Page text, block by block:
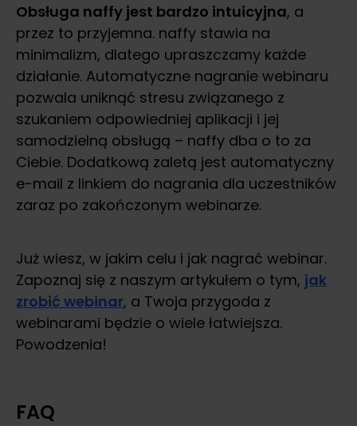
Obsługa naffy jest bardzo intuicyjna, a
przez to przyjemna. naffy stawia na
minimalizm, dlatego upraszczamy każde
działanie. Automatyczne nagranie webinaru
pozwala uniknąć stresu związanego z
szukaniem odpowiedniej aplikacji i jej
samodzielną obsługą – naffy dba o to za
Ciebie. Dodatkową zaletą jest automatyczny
e-mail z linkiem do nagrania dla uczestników
zaraz po zakończonym webinarze.
Już wiesz, w jakim celu i jak nagrać webinar.
Zapoznaj się z naszym artykułem o tym, jak
zrobić webinar, a Twoja przygoda z
webinarami będzie o wiele łatwiejsza.
Powodzenia!
FAQ